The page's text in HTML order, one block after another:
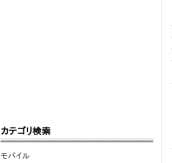
カテゴリ検索
モバイル